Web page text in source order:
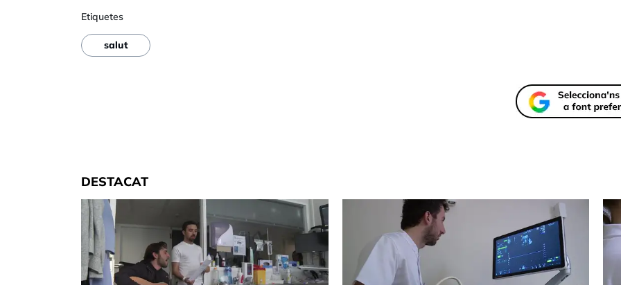
Etiquetes
salut
DESTACAT